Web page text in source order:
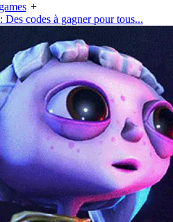
games +
codes à gagner pour tous...